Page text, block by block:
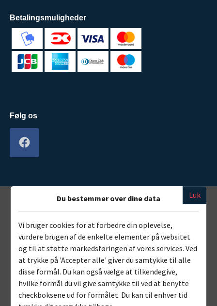
Betalingsmuligheder
Følg os
Luk
Du bestemmer over dine data
Vi bruger cookies for at forbedre din oplevelse,
vurdere brugen af de enkelte elementer på websitet
og til at støtte markedsføringen af vores services. Ved
at trykke på 'Accepter alle' giver du samtykke til alle
disse formål. Du kan også vælge at tilkendegive,
hvilke formål du vil give samtykke til ved at benytte
checkboksene ud for formålet. Du kan til enhver tid